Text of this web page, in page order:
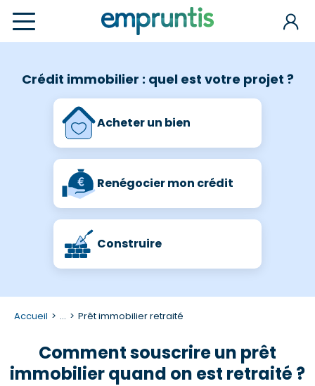
Crédit immobilier : quel est votre projet ?
Acheter un bien
Renégocier mon crédit
Construire
Accueil ... Prêt immobilier retraité
Comment souscrire un prêt
immobilier quand on est retraité ?